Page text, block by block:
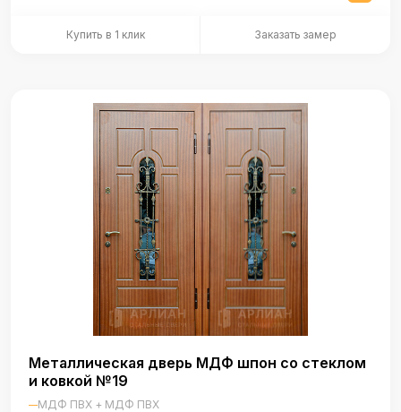
Купить в 1 клик Заказать замер
Металлическая дверь МДФ шпон со стеклом
и ковкой №19
МДФ ПВХ + МДФ ПВХ